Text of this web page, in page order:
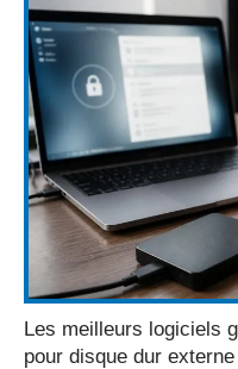
Les meilleurs logiciels
pour disque dur